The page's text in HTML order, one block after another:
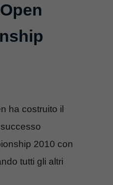
ha costruito il
2010 con
tutti gli altri